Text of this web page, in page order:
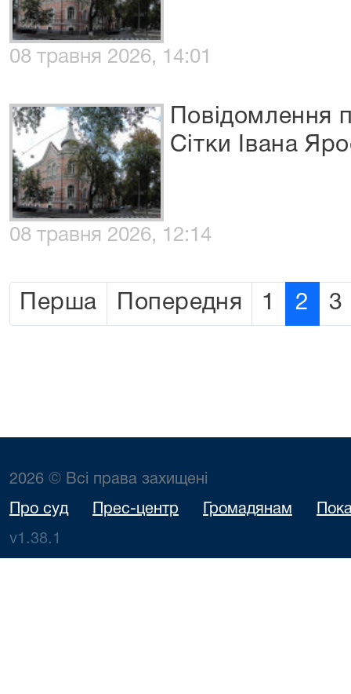
08 травня 2026, 14:01
Повідомлення
Сітки Івана
08 травня 2026, 12:14
Перша Попередня 1 2 3
2026 © Всі права захищені
Про суд Прес-центр Громадянам
v1.38.1